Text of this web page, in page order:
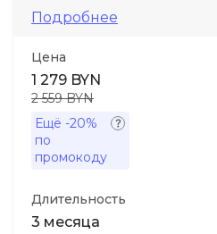
Подробнее
Цена
1 279 BYN
2 559 BYN
Ещё -20%
по
промокоду
Длительность
3 месяца